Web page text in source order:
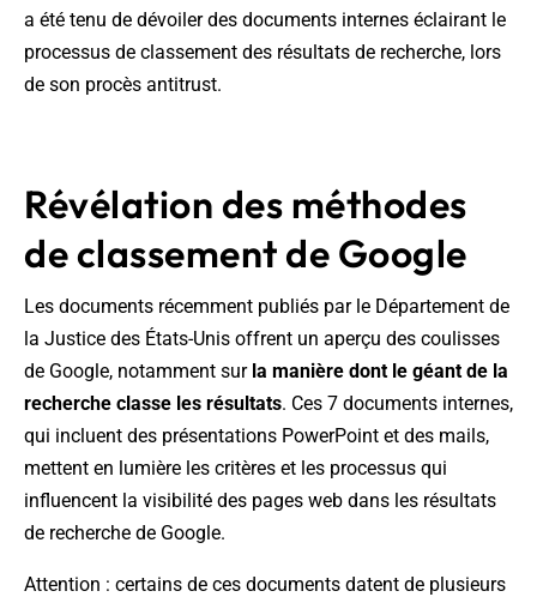
a été tenu de dévoiler des documents internes éclairant le
processus de classement des résultats de recherche, lors
de son procès antitrust.
Révélation des méthodes
de classement de Google
Les documents récemment publiés par le Département de
la Justice des États-Unis offrent un aperçu des coulisses
de Google, notamment surla manière dont le géant de la
recherche classe les résultats. Ces 7 documents internes,
qui incluent des présentations PowerPoint et des mails,
mettent en lumière les critères et les processus qui
influencent la visibilité des pages web dans les résultats
de recherche de Google.
Attention : certains de ces documents datent de plusieurs